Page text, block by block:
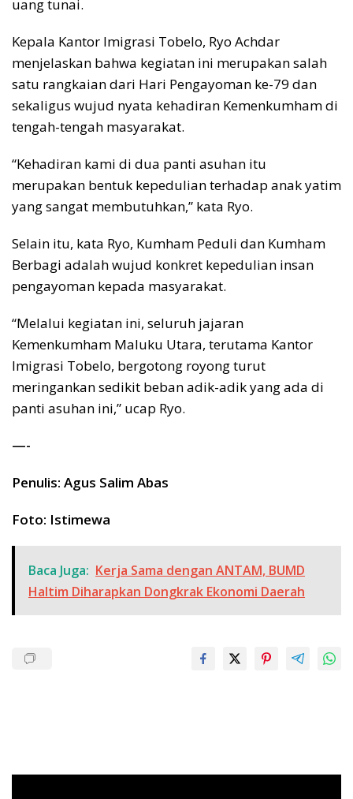
uang tunai.
Kepala Kantor Imigrasi Tobelo, Ryo Achdar
menjelaskan bahwa kegiatan ini merupakan salah
satu rangkaian dari Hari Pengayoman ke-79 dan
sekaligus wujud nyata kehadiran Kemenkumham di
tengah-tengah masyarakat.
“Kehadiran kami di dua panti asuhan itu
merupakan bentuk kepedulian terhadap anak yatim
yang sangat membutuhkan,” kata Ryo.
Selain itu, kata Ryo, Kumham Peduli dan Kumham
Berbagi adalah wujud konkret kepedulian insan
pengayoman kepada masyarakat.
“Melalui kegiatan ini, seluruh jajaran
Kemenkumham Maluku Utara, terutama Kantor
Imigrasi Tobelo, bergotong royong turut
meringankan sedikit beban adik-adik yang ada di
panti asuhan ini,” ucap Ryo.
—-
Penulis: Agus Salim Abas
Foto: Istimewa
Baca Juga: Kerja Sama dengan ANTAM, BUMD
Haltim Diharapkan Dongkrak Ekonomi Daerah